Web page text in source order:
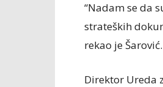
“Nadam se da
strateških
rekao je Šarović.
Direktor Ureda